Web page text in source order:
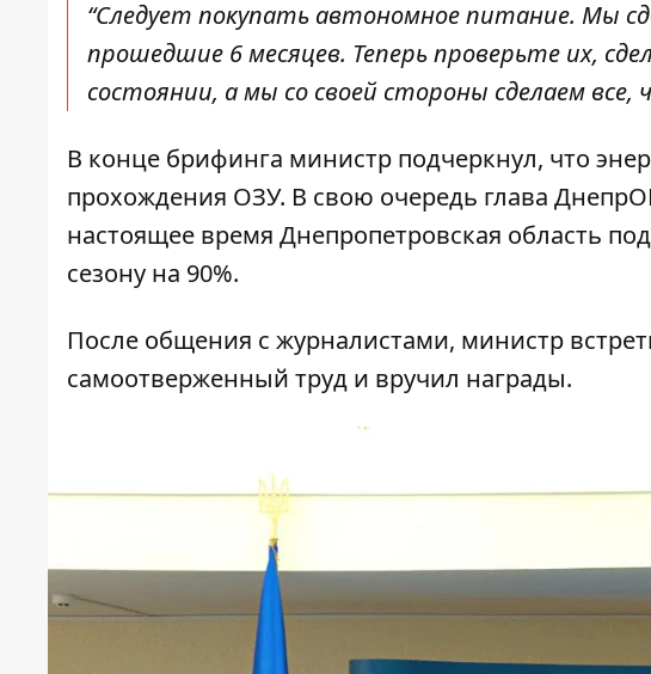
“Следует покупать автономное питание. Мы
прошедшие 6 месяцев. Теперь проверьте их,
состоянии, а мы со своей стороны сделаем все,
В конце брифинга министр подчеркнул, что
прохождения ОЗУ. В свою очередь глава
настоящее время Днепропетровская область
сезону на 90%.
После общения с журналистами, министр
самоотверженный труд и вручил награды.